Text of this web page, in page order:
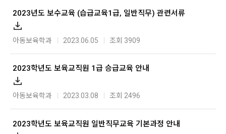
2023년도 보수교육 (습급교육1급, 일반직무) 관련서류
아동보육학과 2023.06.05 조회 3909
2023학년도 보육교직원 1급 승급교육 안내
아동보육학과 2023.03.08 조회 2496
2023학년도 보육교직원 일반직무교육 기본과정 안내